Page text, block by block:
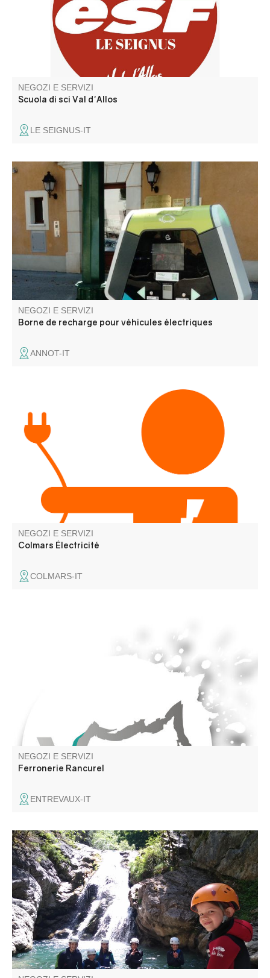
NEGOZI E SERVIZI
Scuola di sci Val d'Allos
LE SEIGNUS-IT
La rete comprende punti di ricarica veloci e accelerati. I
punti di ricarica sono disponibili con o senza
abbonamento.
NEGOZI E SERVIZI
Borne de recharge pour véhicules électriques
ANNOT-IT
Elettricità generale, nuove costruzioni e ristrutturazioni
NEGOZI E SERVIZI
Colmars Électricité
COLMARS-IT
NEGOZI E SERVIZI
Ferronerie Rancurel
ENTREVAUX-IT
Cercate una pausa rinfrescante in una campagna
incontaminata, lontano dalla folla di Entrevaux e dell'alta
valle del Var? Venite a trovarci!